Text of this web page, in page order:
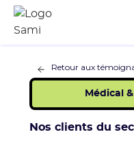
Retour aux
Médical
Nos clients du